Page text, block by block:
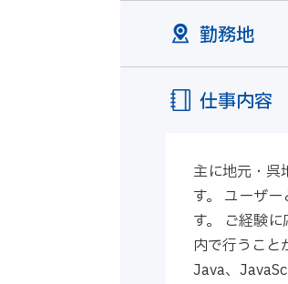
勤務地
仕事内容
主に地元・呉
す。 ユーザ
す。 ご経験
内で行うこと
Java、